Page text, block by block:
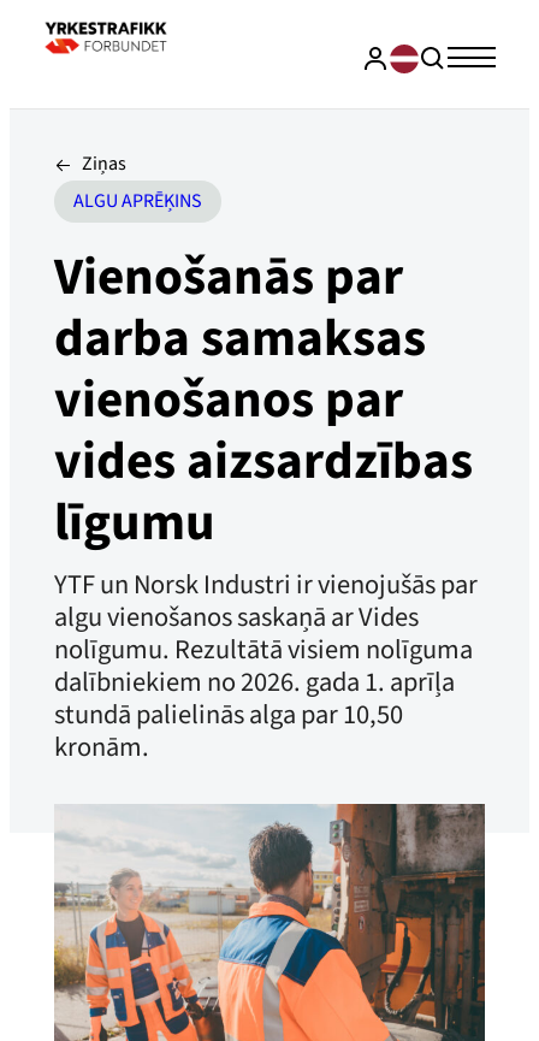
Ziņas
ALGU APRĒĶINS
Vienošanās par
darba samaksas
vienošanos par
vides aizsardzības
līgumu
YTF un Norsk Industri ir vienojušās par
algu vienošanos saskaņā ar Vides
nolīgumu. Rezultātā visiem nolīguma
dalībniekiem no 2026. gada 1. aprīļa
stundā palielinās alga par 10,50
kronām.